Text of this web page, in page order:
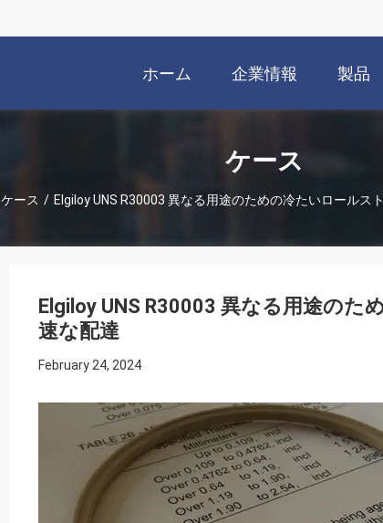
ホーム 企業情報 製品
ケース
ケース / Elgiloy UNS R30003 異なる用途のための冷たいロールス
Elgiloy UNS R30003 異なる用途の
速な配達
February 24, 2024